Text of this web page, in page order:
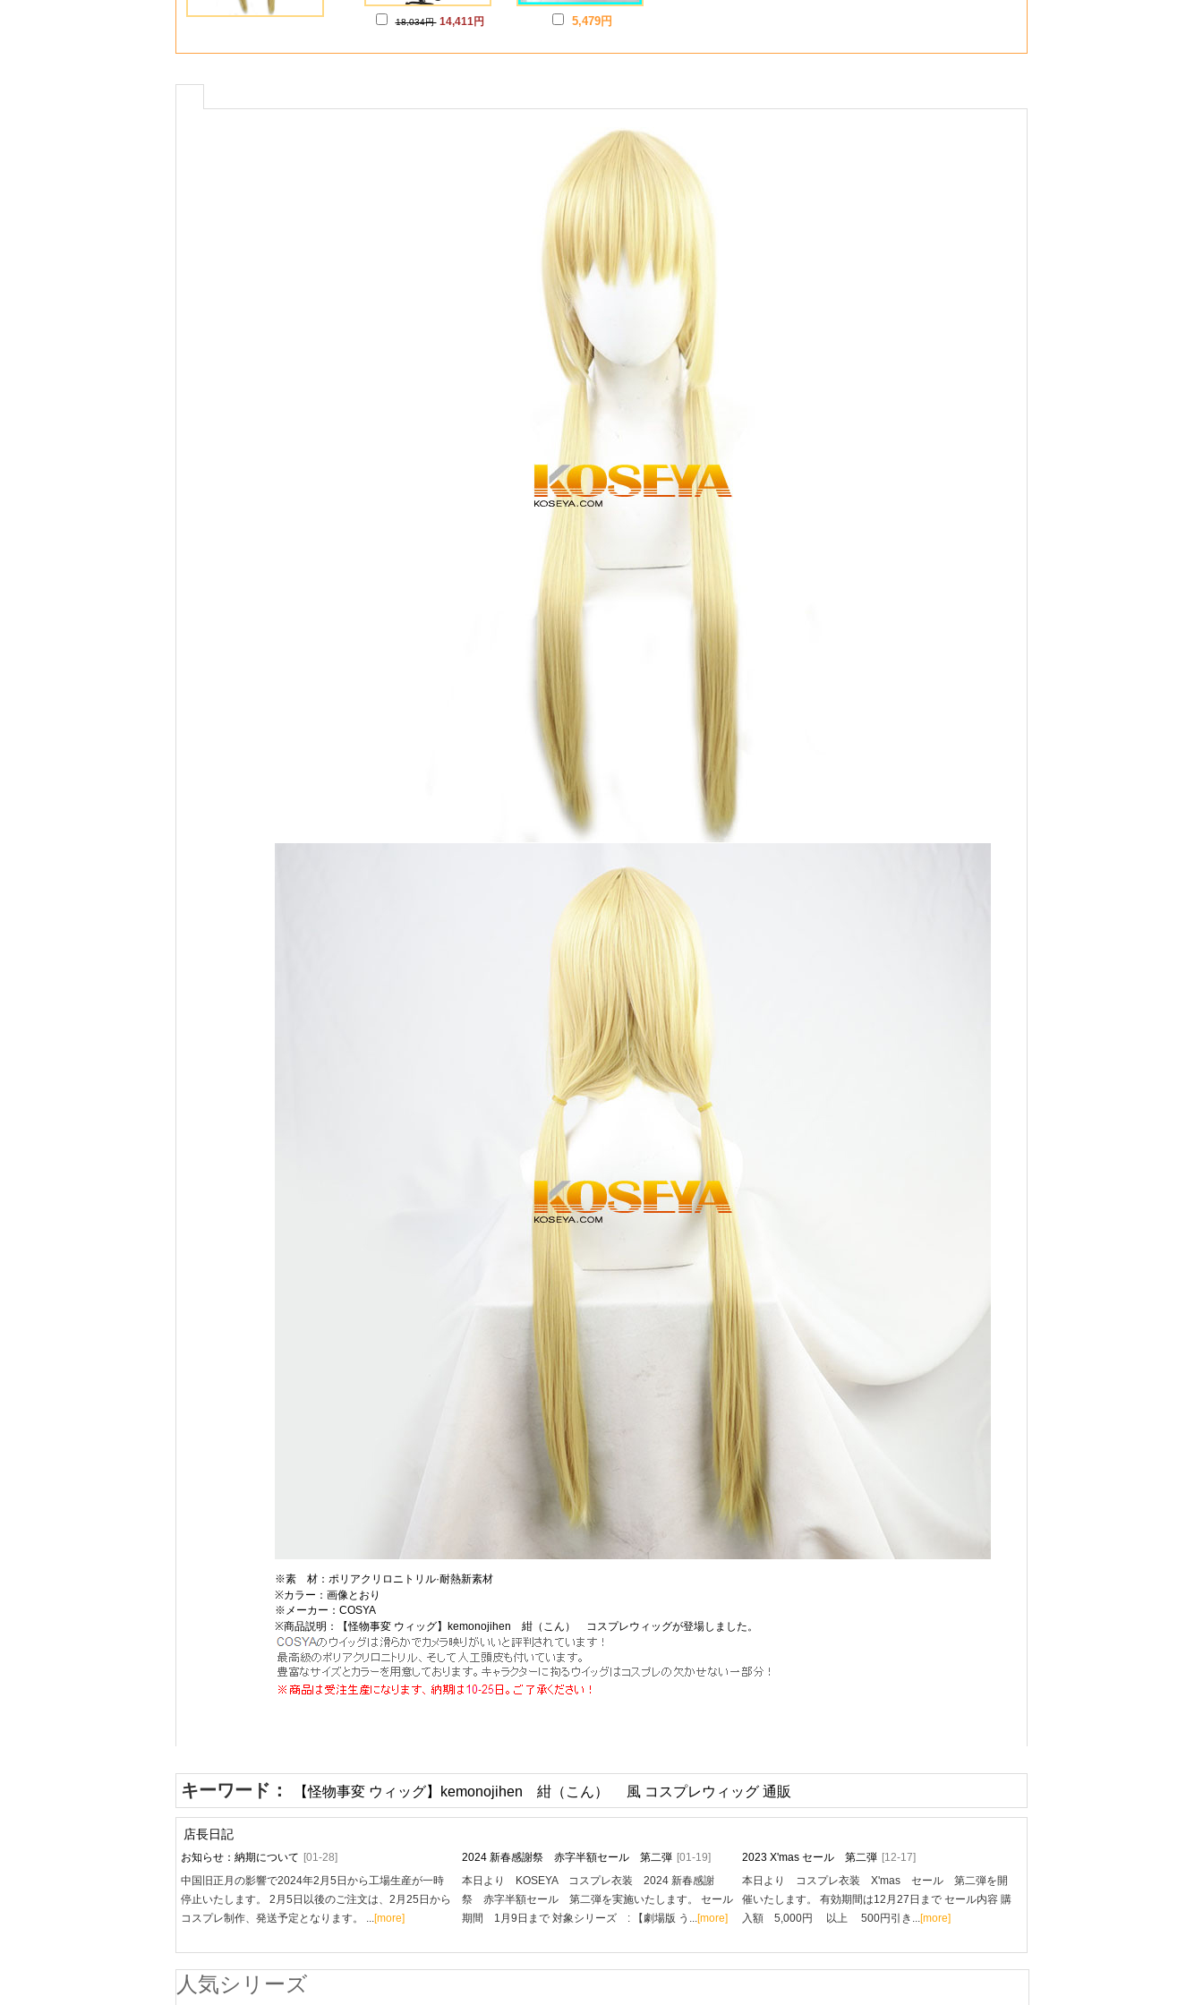
18,034円 14,411円 5,479円
※素 材：ポリアクリロニトリル·耐熱新素材
※カラー：画像とおり
※メーカー：COSYA
※商品説明：【怪物事変 ウィッグ】kemonojihen 紺（こん） コスプレウィッグが登場しました。
キーワード： 【怪物事変 ウィッグ】kemonojihen 紺（こん） 風 コスプレウィッグ 通販
店長日記
お知らせ：納期について [01-28]
中国旧正月の影響で2024年2月5日から工場生産が一時
停止いたします。 2月5日以後のご注文は、2月25日から
コスプレ制作、発送予定となります。 ...[more]
2024 新春感謝祭 赤字半額セール 第二弾 [01-19]
本日より KOSEYA コスプレ衣装 2024 新春感謝
祭 赤字半額セール 第二弾を実施いたします。 セール
期間 1月9日まで 対象シリーズ : 【劇場版 う...[more]
2023 X'mas セール 第二弾 [12-17]
本日より コスプレ衣装 X'mas セール 第二弾を開
催いたします。 有効期間は12月27日まで セール内容 購
入額 5,000円 以上 500円引き...[more]
人気シリーズ